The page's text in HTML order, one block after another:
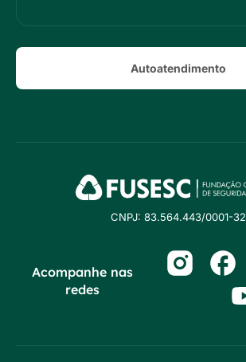
Autoatendimento
CNPJ: 83.564.443/0001-32
Acompanhe nas
redes